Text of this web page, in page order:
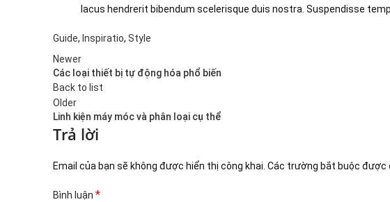
lacus hendrerit bibendum scelerisque duis nostra. Suspendisse
Guide, Inspiratio, Style
Newer
Các loại thiết bị tự động hóa phổ biến
Back to list
Older
Linh kiện máy móc và phân loại cụ thể
Trả lời
Email của bạn sẽ không được hiển thị công khai. Các trường bắt buộc được
Bình luận *